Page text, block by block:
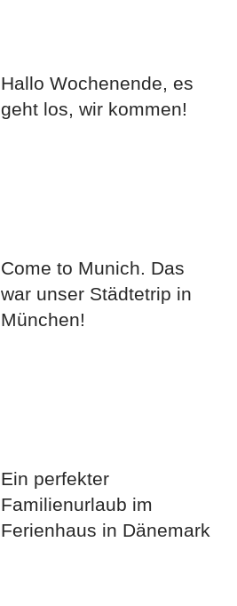
Hallo Wochenende, es
geht los, wir kommen!
Come to Munich. Das
war unser Städtetrip in
München!
Ein perfekter
Familienurlaub im
Ferienhaus in Dänemark